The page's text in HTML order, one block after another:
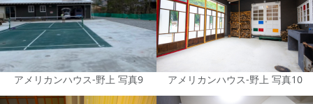
アメリカンハウス-野上 写真9 アメリカンハウス-野上 写真10